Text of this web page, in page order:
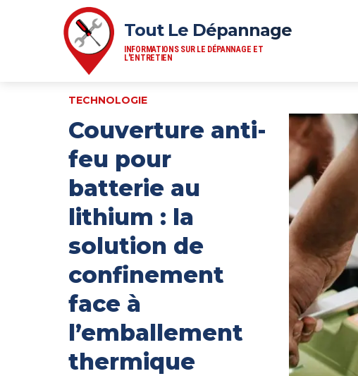
Tout Le Dépannage
INFORMATIONS SUR LE DÉPANNAGE ET
L'ENTRETIEN
TECHNOLOGIE
Couverture anti-
feu pour
batterie au
lithium : la
solution de
confinement
face à
l’emballement
thermique